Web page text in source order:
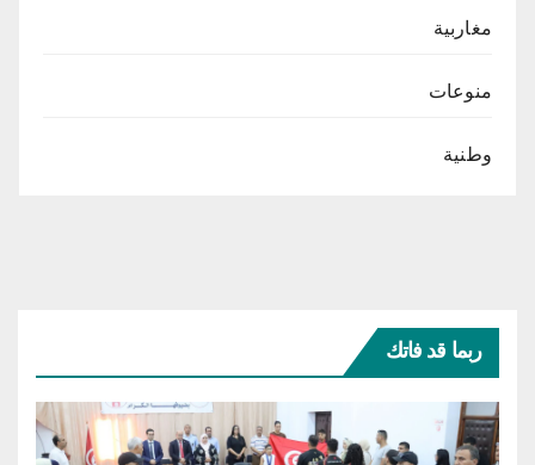
مغاربية
منوعات
وطنية
ربما قد فاتك